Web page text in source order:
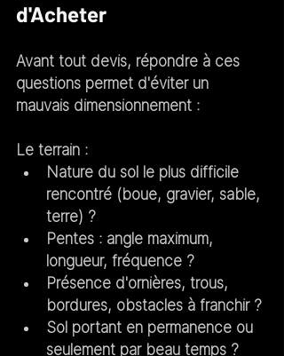
d'Acheter
Avant tout devis, répondre à ces
questions permet d'éviter un
mauvais dimensionnement :
Le terrain :
Nature du sol le plus difficile
rencontré (boue, gravier, sable,
terre) ?
Pentes : angle maximum,
longueur, fréquence ?
Présence d'ornières, trous,
bordures, obstacles à franchir ?
Sol portant en permanence ou
seulement par beau temps ?